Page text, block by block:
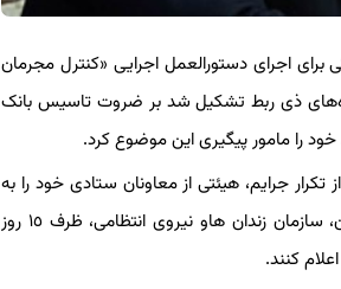
اجرای دستورالعمل اجرایی «کنترل مجرمان
ذی ربط تشکیل شد بر ضروت تاسیس بانک
را مامور پیگیری این موضوع کرد.
جرایم، هیئتی از معاونان ستادی خود را به
عنوان اعضای دبیرخانه ستاد مکلف کرد با همفکری و همکاری مرکز انفورماتیک دادگستری استان تهران، سازمان زندان هاو نیروی انتظامی، ظرف ١٥ روز
کنند.